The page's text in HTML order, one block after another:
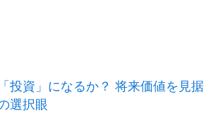
投資」になるか？ 将来価値を見据
選択眼